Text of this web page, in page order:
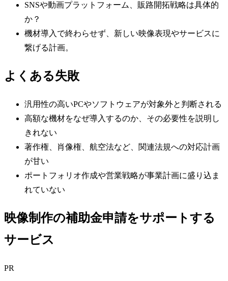
SNSや動画プラットフォーム、販路開拓戦略は具体的
か？
機材導入で終わらせず、新しい映像表現やサービスに
繋げる計画。
よくある失敗
汎用性の高いPCやソフトウェアが対象外と判断される
高額な機材をなぜ導入するのか、その必要性を説明し
きれない
著作権、肖像権、航空法など、関連法規への対応計画
が甘い
ポートフォリオ作成や営業戦略が事業計画に盛り込ま
れていない
映像制作の補助金申請をサポートする
サービス
PR